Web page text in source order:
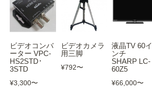
ビデオコンバ
ーター VPC-
HS2STD･
3STD
¥3,300〜
ビデオカメラ
用三脚
¥792〜
液晶TV 60イ
ンチ
SHARP LC-
60Z5
¥66,000〜